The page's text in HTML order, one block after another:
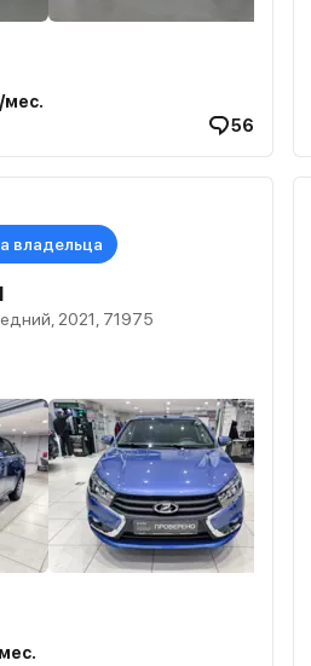
мес.
56
владельца
2021, 71975